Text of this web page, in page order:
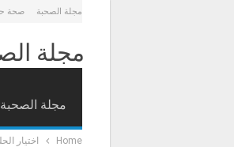
مجلة الصحبة صحة
مجلة
مجلة الصحبة
Home اختيار